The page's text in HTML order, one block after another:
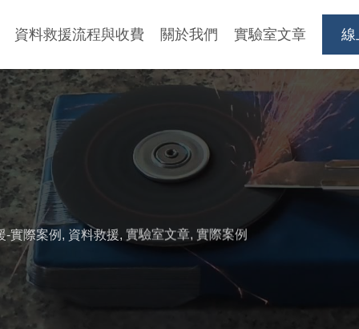
資料救援流程與收費 關於我們 實驗室文章 線
-實際案例 , 資料救援, 實驗室文章, 實際案例